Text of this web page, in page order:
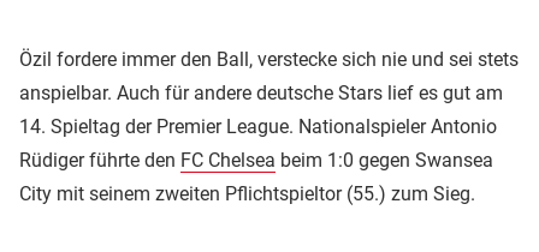
Özil fordere immer den Ball, verstecke sich nie und sei stets
anspielbar. Auch für andere deutsche Stars lief es gut am
14. Spieltag der Premier League. Nationalspieler Antonio
Rüdiger führte den FC Chelsea beim 1:0 gegen Swansea
City mit seinem zweiten Pflichtspieltor (55.) zum Sieg.